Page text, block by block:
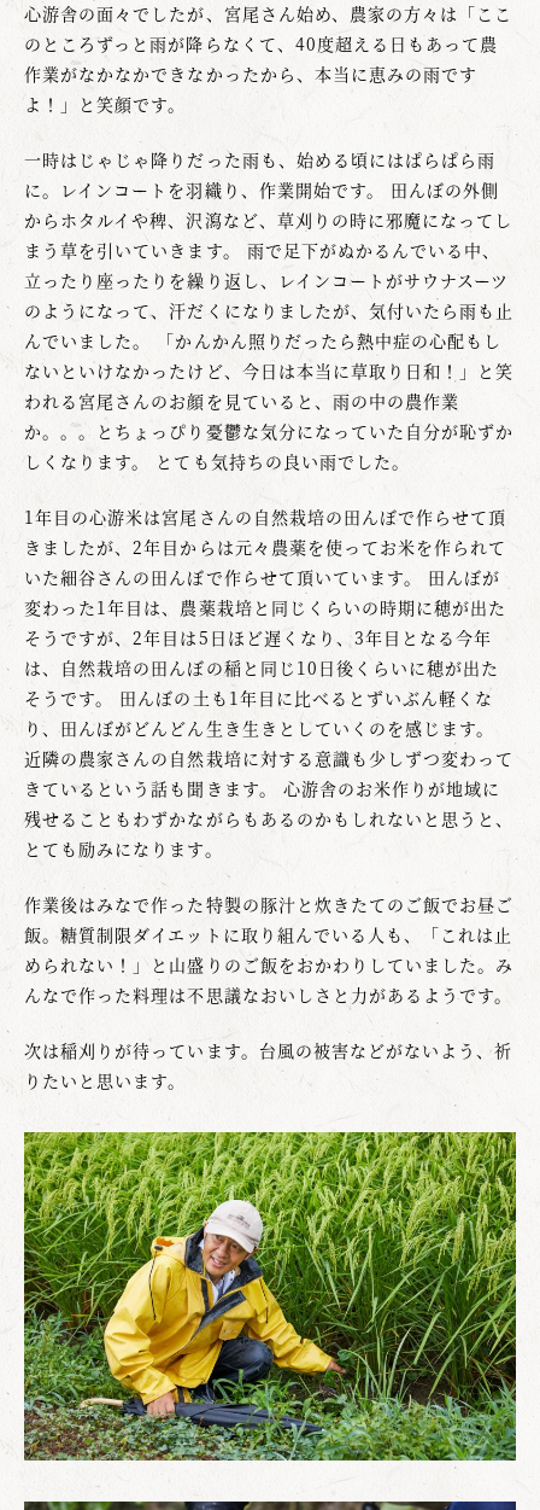
心游舎の面々でしたが、宮尾さん始め、農家の方々は「ここ
のところずっと雨が降らなくて、40度超える日もあって農
作業がなかなかできなかったから、本当に恵みの雨です
よ！」と笑顔です。
一時はじゃじゃ降りだった雨も、始める頃にはぱらぱら雨
に。レインコートを羽織り、作業開始です。 田んぼの外側
からホタルイや稗、沢瀉など、草刈りの時に邪魔になってし
まう草を引いていきます。 雨で足下がぬかるんでいる中、
立ったり座ったりを繰り返し、レインコートがサウナスーツ
のようになって、汗だくになりましたが、気付いたら雨も止
んでいました。 「かんかん照りだったら熱中症の心配もし
ないといけなかったけど、今日は本当に草取り日和！」と笑
われる宮尾さんのお顔を見ていると、雨の中の農作業
か。。。とちょっぴり憂鬱な気分になっていた自分が恥ずか
しくなります。 とても気持ちの良い雨でした。
1年目の心游米は宮尾さんの自然栽培の田んぼで作らせて頂
きましたが、2年目からは元々農薬を使ってお米を作られて
いた細谷さんの田んぼで作らせて頂いています。 田んぼが
変わった1年目は、農薬栽培と同じくらいの時期に穂が出た
そうですが、2年目は5日ほど遅くなり、3年目となる今年
は、自然栽培の田んぼの稲と同じ10日後くらいに穂が出た
そうです。 田んぼの土も1年目に比べるとずいぶん軽くな
り、田んぼがどんどん生き生きとしていくのを感じます。
近隣の農家さんの自然栽培に対する意識も少しずつ変わって
きているという話も聞きます。 心游舎のお米作りが地域に
残せることもわずかながらもあるのかもしれないと思うと、
とても励みになります。
作業後はみなで作った特製の豚汁と炊きたてのご飯でお昼ご
飯。糖質制限ダイエットに取り組んでいる人も、「これは止
められない！」と山盛りのご飯をおかわりしていました。み
んなで作った料理は不思議なおいしさと力があるようです。
次は稲刈りが待っています。台風の被害などがないよう、祈
りたいと思います。